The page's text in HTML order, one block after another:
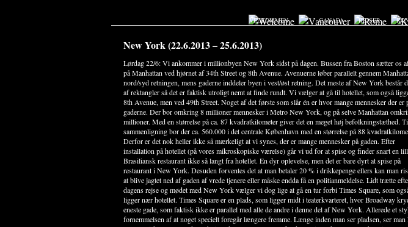
VELKOMMEN CANADA REJSER
New York (22.6.2013 – 25.6.2013)
Lørdag 22/6: Vi ankommer i millionbyen New York sidst på dagen. Bussen fra Boston sætter os
på Manhattan ved hjørnet af 34th Street og 8th Avenue. Avenuerne løber parallelt gennem
nord/syd retningen, mens gaderne inddeler byen i vest/øst retning. Det meste af New York består
af rektangler så det er faktisk utroligt nemt at finde rundt. Vi vælger at gå til hotellet, som også
8th Avenue, men ved 49th Street. Noget af det første som slår én er hvor mange mennesker der er
gaderne. Der bor omkring 8 millioner mennesker i Metro New York, og på selve Manhattan
millioner. Med en størrelse på ca. 87 kvadratkilometer giver det en meget høj befolkningstæthed.
sammenligning bor der ca. 560.000 i det centrale København med en størrelse på 88
Derfor er det nok heller ikke så mærkeligt at vi synes, der er mange mennesker på gaden. Efter
installation på hotellet (på vores mikroskopiske værelse) går vi ud for at spise og finder snart en
Brasiliansk restaurant ikke så langt fra hotellet. En dyr oplevelse, men det er bare dyrt at spise på
restaurant i New York. Desuden forventes det at man betaler 20 % i drikkepenge ellers kan man
at blive jagtet ned af gaden af vrede tjenere eller måske endda få en politianmeldelse. Lidt trætte
dagens rejse og mødet med New York vælger vi dog lige at gå en tur forbi Times Square, som
ligger nær hotellet. Times Square er en plads, som ligger midt i teaterkvarteret, hvor Broadway
eneste gade, som faktisk ikke er parallel med alle de andre i denne del af New York. Allerede et
fornemmelsen af at noget specielt foregår længere fremme. Længe inden man ser pladsen, ser